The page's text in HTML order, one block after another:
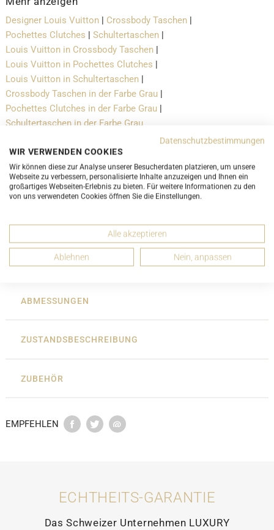
Designer Louis Vuitton Crossbody Taschen
Pochettes Clutches
Schultertaschen
Louis Vuitton in Crossbody Taschen
Louis Vuitton in Pochettes Clutches
Louis Vuitton in Schultertaschen
Crossbody Taschen in der Farbe Grau
Pochettes Clutches in der Farbe Grau
Schultertaschen in der Farbe Grau
Versand- und Lieferbedingungen
LUXURY-PROMISE
DETAILS
ABMESSUNGEN
ZUSTANDSBESCHREIBUNG
ZUBEHÖR
EMPFEHLEN
ECHTHEITS-GARANTIE
Das Schweizer Unternehmen LUXURY
Datenschutzbestimmungen
WIR VERWENDEN COOKIES
Wir können diese zur Analyse unserer Besucherdaten platzieren, um unsere
Webseite zu verbessern, personalisierte Inhalte anzuzeigen und Ihnen ein
großartiges Webseiten-Erlebnis zu bieten. Für weitere Informationen zu den
von uns verwendeten Cookies öffnen Sie die Einstellungen.
Alle akzeptieren
Ablehnen Nein, anpassen